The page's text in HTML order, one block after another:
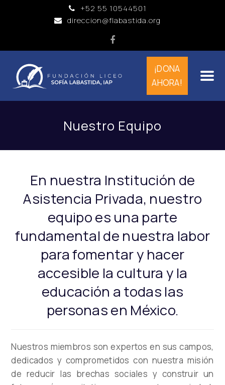
+52 55 10544501
direccion@flabastida.org
Facebook
¡DONA
AHORA!
Nuestro Equipo
En nuestra Institución de
Asistencia Privada, nuestro
equipo es una parte
fundamental de nuestra labor
para fomentar y hacer
accesible la cultura y la
educación a todas las
personas en México.
Nuestros miembros son expertos en sus campos,
dedicados y comprometidos con nuestra misión
de reducir las brechas sociales y construir un